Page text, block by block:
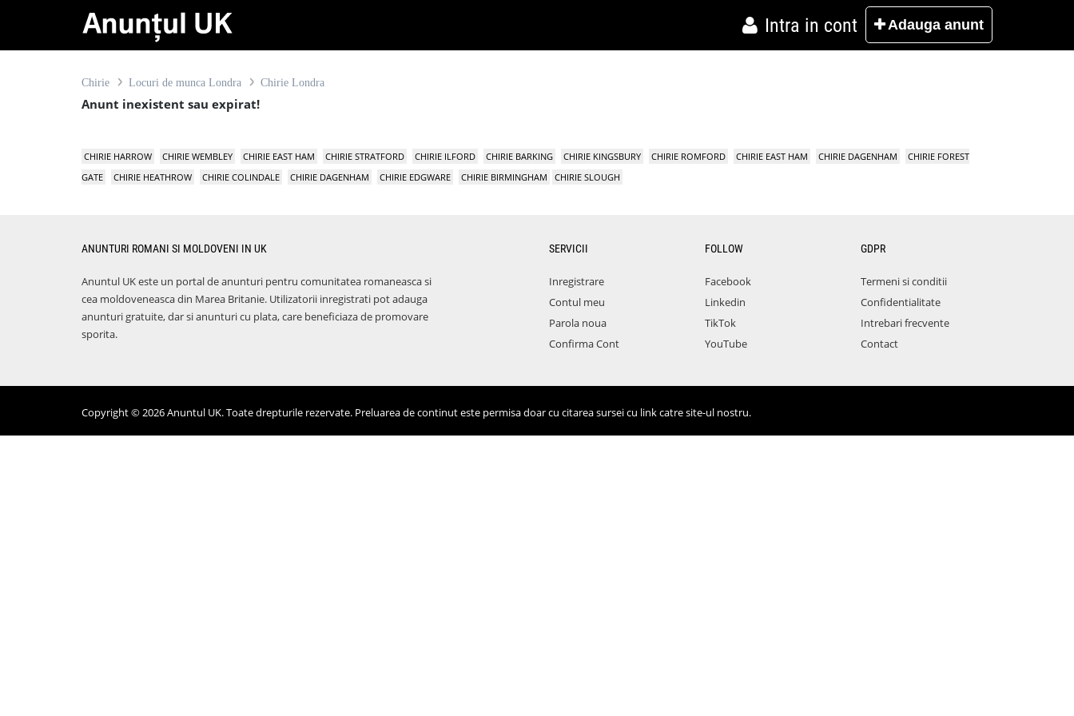
Intra in cont Adauga anunt
Chirie Locuri de munca Londra Chirie Londra
Anunt inexistent sau expirat!
CHIRIE HARROW CHIRIE WEMBLEY CHIRIE EAST HAM CHIRIE STRATFORD CHIRIE ILFORD CHIRIE BARKING CHIRIE KINGSBURY CHIRIE ROMFORD CHIRIE EAST HAM CHIRIE DAGENHAM
CHIRIE FOREST
GATE
CHIRIE HEATHROW CHIRIE COLINDALE CHIRIE DAGENHAM CHIRIE EDGWARE CHIRIE BIRMINGHAM CHIRIE SLOUGH
ANUNTURI ROMANI SI MOLDOVENI IN UK
Anuntul UK este un portal de anunturi pentru comunitatea romaneasca si
cea moldoveneasca din Marea Britanie. Utilizatorii inregistrati pot adauga
anunturi gratuite, dar si anunturi cu plata, care beneficiaza de promovare
sporita.
SERVICII
Inregistrare
Contul meu
Parola noua
Confirma Cont
FOLLOW
Facebook
Linkedin
TikTok
YouTube
GDPR
Termeni si conditii
Confidentialitate
Intrebari frecvente
Contact
Copyright © 2026 Anuntul UK. Toate drepturile rezervate. Preluarea de continut este permisa doar cu citarea sursei cu link catre site-ul nostru.